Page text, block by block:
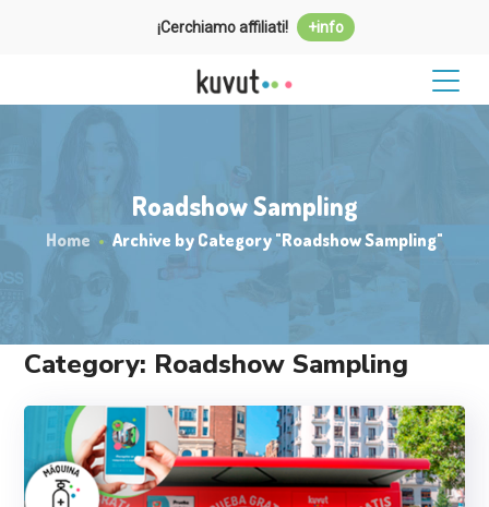
¡Cerchiamo affiliati! +info
Roadshow Sampling
Home Archive by Category "Roadshow Sampling"
Category: Roadshow Sampling